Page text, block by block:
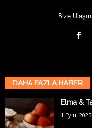
Bize Ulaşın:
DAHA FAZLA HABER
Elma &
1 Eylül 2025